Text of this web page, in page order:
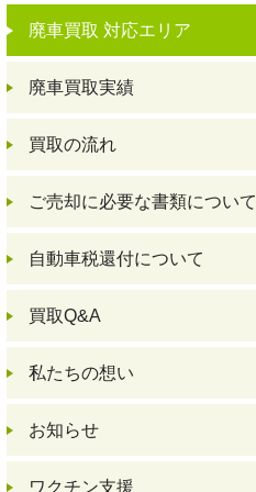
廃車買取 対応エリア
廃車買取実績
買取の流れ
ご売却に必要な書類について
自動車税還付について
買取Q&A
私たちの想い
お知らせ
ワクチン支援